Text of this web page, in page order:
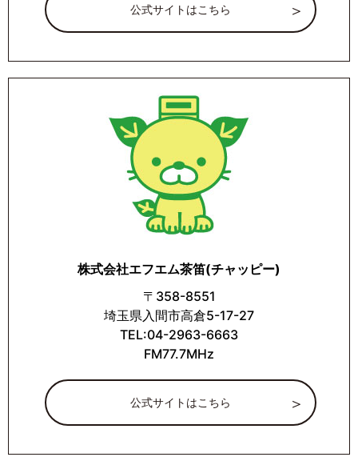
公式サイトはこちら
株式会社エフエム茶笛(チャッピー)
〒358-8551
埼玉県入間市高倉5-17-27
TEL:04-2963-6663
FM77.7MHz
公式サイトはこちら